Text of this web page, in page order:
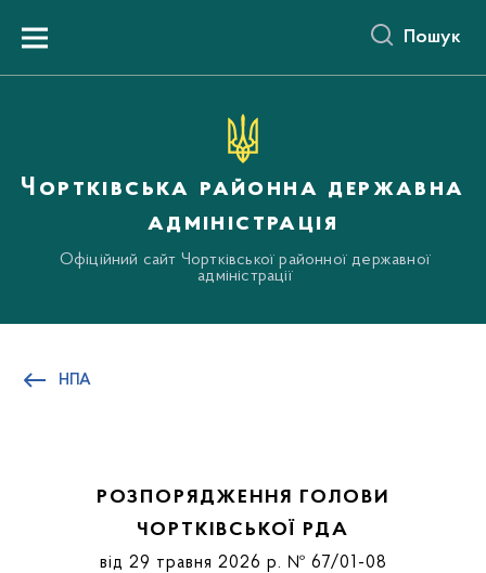
вмістуMenu Пошук
Чортківська районна державна
адміністрація
Офіційний сайт Чортківської районної державної
адміністрації
НПА
РОЗПОРЯДЖЕННЯ ГОЛОВИ
ЧОРТКІВСЬКОЇ РДА
від 29 травня 2026 р. № 67/01-08